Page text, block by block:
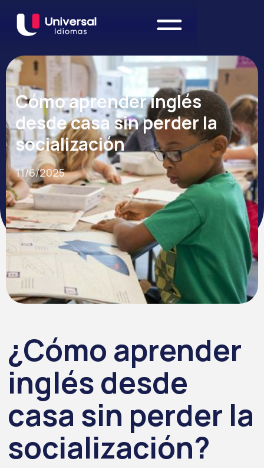
Cómo aprender inglés
desde casa sin perder la
socialización
11/6/2025
¿Cómo aprender
inglés desde
casa sin perder la
socialización?